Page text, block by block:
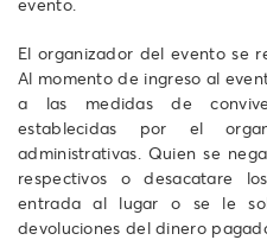
El organizador del evento se
Al momento de ingreso al
a las medidas de
establecidas por el
administrativas. Quien se
respectivos o desacatare
entrada al lugar o se le
devoluciones del dinero